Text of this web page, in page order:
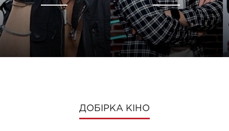
ДОБІРКА КІНО